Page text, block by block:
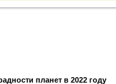
планет в 2022 году